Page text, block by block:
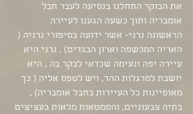
את הבוקר התחלנו בנסיעה לעבר חבל
אומבריה ותוך כשעה הגענו לעיירה
הראשונה נרני- אשר ידועה בסיפורי נרניה (
האריה המכשפה וארון הבגדים) , נרני היא
עיירה יפה ונעימה שכדאי לבקר בה , היא
יושבת למרגלות ההר, ויש לטפס אליה ( כך
מאופיינות כל העיירות בחבל אומבריה) ,
בתיה צבעוניים, והסמטאות מלאות בעציצים